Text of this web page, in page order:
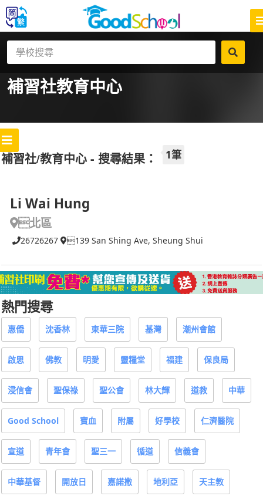
補習社教育中心
補習社/教育中心 - 搜尋結果： 1筆
Li Wai Hung
北區
26726267 139 San Shing Ave, Sheung Shui
熱門搜尋
惠僑 沈香林 東華三院 基灣 潮州會館
啟思 佛教 明愛 靈糧堂 福建 保良局
浸信會 聖保祿 聖公會 林大輝 道教 中華
Good School 寶血 附屬 好學校 仁濟醫院
宣道 青年會 聖三一 循道 信義會
中華基督 開放日 嘉諾撒 地利亞 天主教